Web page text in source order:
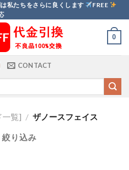
私たちをさらに良くします
FREE
0
CONTACT
一覧] / ザノースフェイス
絞り込み